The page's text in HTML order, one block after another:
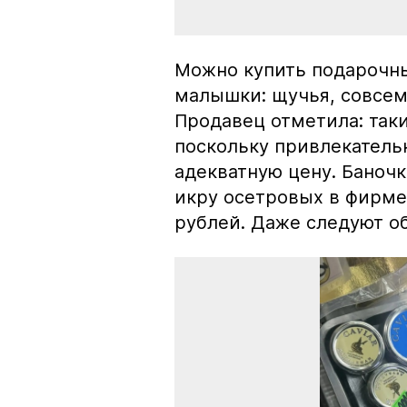
Можно купить
малышки: щучья,
Продавец отметила:
поскольку
адекватную цену.
икру осетровых в
рублей. Даже следуют